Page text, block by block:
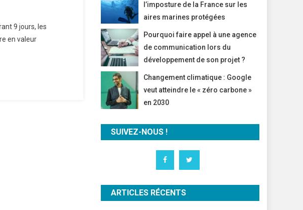
9 jours, les
en valeur
l’imposture de la France sur les
aires marines protégées
Pourquoi faire appel à une agence
de communication lors du
développement de son projet ?
Changement climatique : Google
veut atteindre le « zéro carbone »
en 2030
SUIVEZ-NOUS !
ARTICLES RÉCENTS